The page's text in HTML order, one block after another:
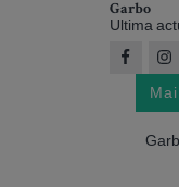
Garbo
Ultima